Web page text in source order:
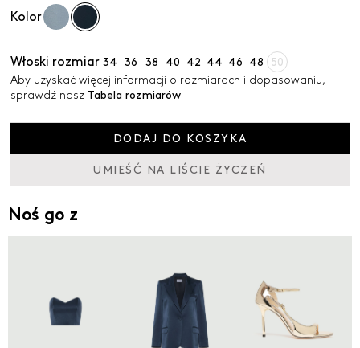
Kolor
Włoski rozmiar 34 36 38 40 42 44 46 48
50
Aby uzyskać więcej informacji o rozmiarach i dopasowaniu,
sprawdź nasz Tabela rozmiarów
DODAJ DO KOSZYKA
UMIEŚĆ NA LIŚCIE ŻYCZEŃ
Noś go z